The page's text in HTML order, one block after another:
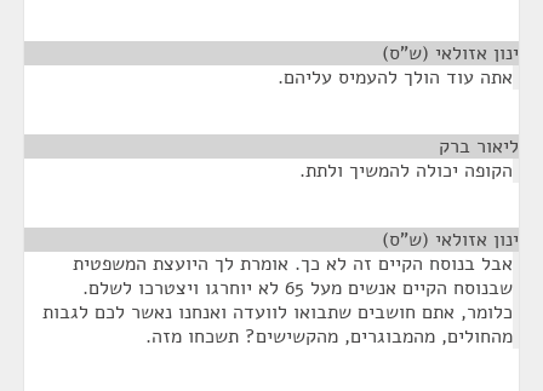
ינון אזולאי (ש"ס)
אתה עוד הולך להעמיס עליהם.
ליאור ברק
הקופה יכולה להמשיך ולתת.
ינון אזולאי (ש"ס)
אבל בנוסח הקיים זה לא כך. אומרת לך היועצת המשפטית
שבנוסח הקיים אנשים מעל 65 לא יוחרגו ויצטרכו לשלם.
כלומר, אתם חושבים שתבואו לוועדה ואנחנו נאשר לכם לגבות
מהחולים, מהמבוגרים, מהקשישים? תשכחו מזה.